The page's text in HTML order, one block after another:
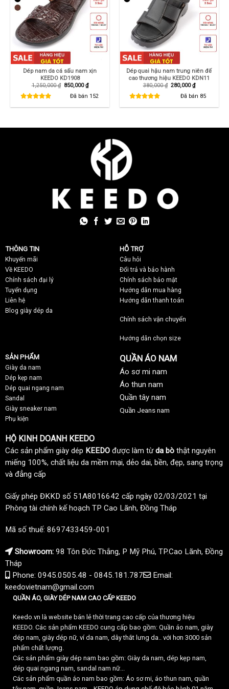
Dép nam da cá sấu nam xịn
KEEDO KD1908
1,250,000₫ Giá
850,000₫Giá
hiện
tại
Đã bán 152
Dép quai hậu nam trung niên đế
cao thương hiệu KEEDO KDN11
380,000₫ Giá
280,000₫Giá
hiện
tại
Đã bán 85
THÔNG TIN
Khuyến mãi
Về KEEDO
Chính sách đại lý
Tuyển dụng
Liên hệ
Blog giày dép da
HỖ TRỢ
Câu hỏi
Đổi trả và bảo hành
Chính sách bảo mật
Hướng dẫn mua hàng
Hướng dẫn thanh toán
Chính sách vận chuyển
Hướng dẫn chọn size
SẢN PHẨM
Giày da nam
Dép kẹp nam
Dép quai ngang nam
Sandal
Giày sneaker nam
Phụ kiện
QUẦN ÁO NAM
Áo sơ mi nam
Áo thun nam
Quần tây nam
Quần Jeans nam
HỘ KINH DOANH KEEDO
Các sản phẩm giày dép KEEDO được làm từda bò thật nguyên
miếng 100%, chất liệu da mềm mại, dẻo dai, bền, đẹp, sang trọng
và đẳng cấp
Giấy phép ĐKKD số 51A8016642 cấp ngày 02/03/2021 tại
Phòng tài chính kế hoạch TP Cao Lãnh, Đồng Tháp
Mã số thuế: 8697433459-001
Showroom: 98 Tôn Đức Thắng, P Mỹ Phú, TP.Cao Lãnh, Đồng
Tháp
Phone: 0945.0505.48 - 0845.181.787
Email:
keedovietnam@gmail.com
QUẦN ÁO, GIÀY DÉP NAM CAO CẤP KEEDO
Keedo.vn là website bán lẻ thời trang cao cấp của thương hiệu
KEEDO. Các sản phẩm KEEDO cung cấp bao gồm: Quần áo nam, giày
dép nam, giày dép nữ, ví da nam, dây thắt lưng da.. với hơn 3000 sản
phẩm chất lượng.
Các sản phẩm giày dép nam bao gồm: Giày da nam, dép kẹp nam,
dép quai ngang nam, sandal nam nữ...
Các sản phẩm quần áo nam bao gồm: Áo sơ mi, áo thun nam, quần